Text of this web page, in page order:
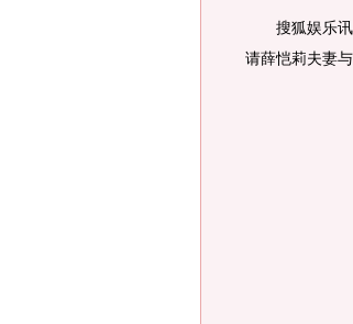
搜狐娱乐讯
请薛恺莉夫妻